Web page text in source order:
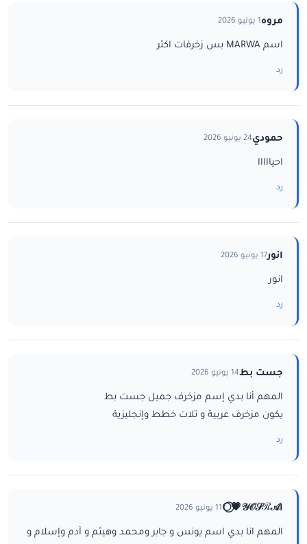
مروه1 يوليو 2026
اسم MARWA بس زخرفات اكثر
رد
حمودي24 يونيو 2026
احيااااا
رد
انور17 يونيو 2026
انور
رد
جست بط14 يونيو 2026
المهم أنا بدي إسم مزخرف جميل جست بط
يكون مزخرف عربية و تلات خطط وإنجليزية
رد
ا𝒴𝒪𝒮ℛ𝒜💗⃝🌕 11 يونيو 2026
المهم انا بدي اسم يونس و جابر ومحمد وهيثم و آدم وإسلام و